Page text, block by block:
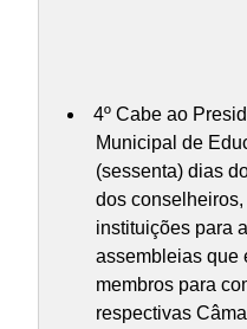
4º Cabe ao
Municipal de
(sessenta) dias
dos
instituições para
assembleias que
membros para
respectivas